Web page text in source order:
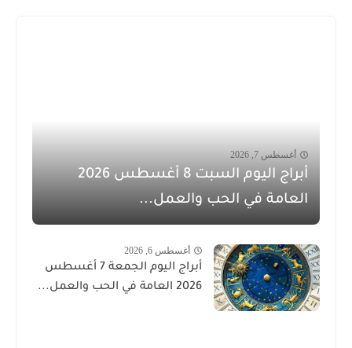
أغسطس 7, 2026
أبراج اليوم السبت 8 أغسطس 2026
العامة في الحب والعمل...
أغسطس 6, 2026
أبراج اليوم الجمعة 7 أغسطس
2026 العامة في الحب والعمل...